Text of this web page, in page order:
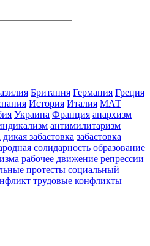
Британия Германия Греция
История Италия МАТ
Украина Франция анархизм
антимилитаризм
дикая забастовка забастовка
солидарность образование
рабочее движение репрессии
протесты социальный
трудовые конфликты